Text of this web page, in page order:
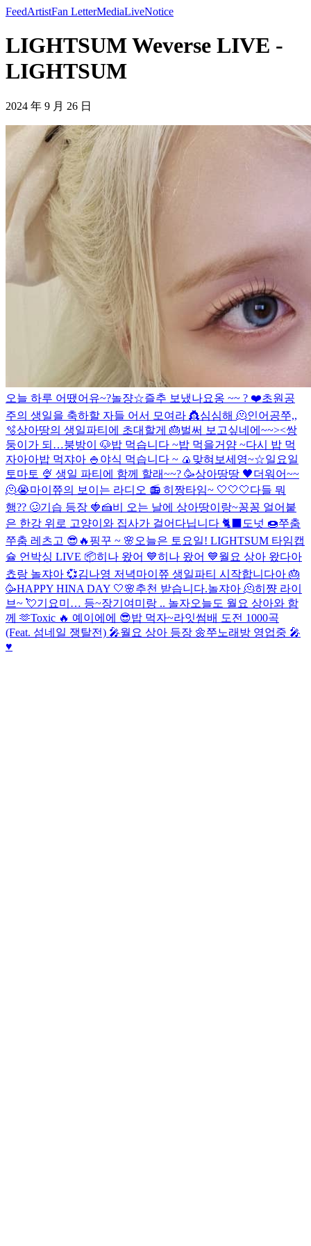
FeedArtistFan LetterMediaLiveNotice
LIGHTSUM Weverse LIVE -
LIGHTSUM
2024 年 9 月 26 日
오늘 하루 어땠어유~?놀쟝☆즐추 보냈나요옹 ~~ ? ❤️초원공
주의 생일을 축하할 자들 어서 모여라 👸심심해 🫠인어공쭈,,
🫧상아땅의 생일파티에 초대할게 🎂벌써 보고싶네에~~><쌍
둥이가 되…붕방이 🐶밥 먹습니다 ~밥 먹을거얌 ~다시 밥 먹
자아아밥 먹쟈아 🍚 야식 먹습니다 ~ 🍙 맞혀보세영~☆일요일
토마토 🍨 생일 파티에 함께 할래~~? 🥳상아땅땅 🖤더워어~~
🫠😭마이쮸의 보이는 라디오 📻 히짱타임~ 🤍🤍🤍다들 뭐
행?? 🥴기습 등장 🍓🍰비 오는 날에 상아땅이랑~꽁꽁 얼어붙
은 한강 위로 고양이와 집사가 걸어다닙니다 🐈‍⬛️
도넛 🍩쭈춤
쭈춤 레츠고 😎🔥 핑꾸 ~ 🌸 오늘은 토요일! LIGHTSUM 타임캡
슐 언박싱 LIVE 📦히나 왔어 💙히나 왔어 💙월요 상아 왔다아
쵸랑 놀쟈아 💞김나영 저녁마이쮸 생일파티 시작합니다아 🎂
🥳HAPPY HINA DAY 🤍🌸추천 받습니다.놀쟈아 🫠히쨩 라이
브~ 💘기요미… 등~장기여미랑 .. 놀자오늘도 월요 상아와 함
께 🫶Toxic 🔥 예이에에 😎밥 먹자~라잇썸배 도전 1000곡
(Feat. 섬네일 쟁탈전) 🎤월요 상아 등장 🌼쭈노래방 영업중 🎤
♥️